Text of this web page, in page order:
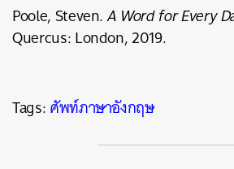
Poole, Steven.A Word for Every
Quercus: London, 2019.
Tags:ศัพท์ภาษาอังกฤษ